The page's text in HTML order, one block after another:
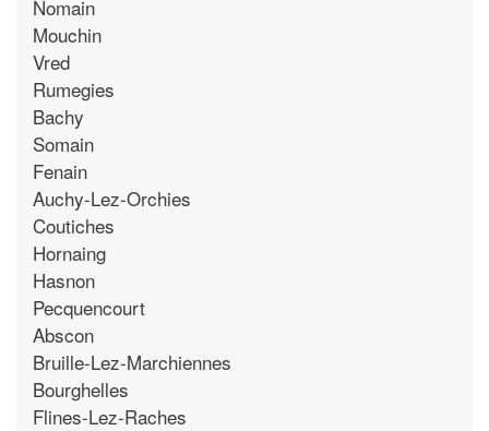
Nomain
Mouchin
Vred
Rumegies
Bachy
Somain
Fenain
Auchy-Lez-Orchies
Coutiches
Hornaing
Hasnon
Pecquencourt
Abscon
Bruille-Lez-Marchiennes
Bourghelles
Flines-Lez-Raches